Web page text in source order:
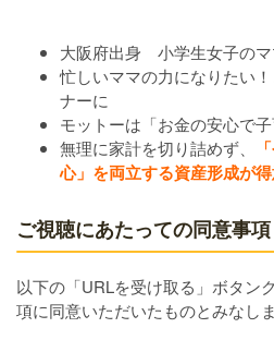
大阪府出身 小学生女子のマ
忙しいママの力になりたい
ナーに
モットーは「お金の安心で
無理に家計を切り詰めず、
心」を両立する資産形成が
ご視聴にあたっての同意事項
以下の「URLを受け取る」ボタン
項に同意いただいたものとみなしま